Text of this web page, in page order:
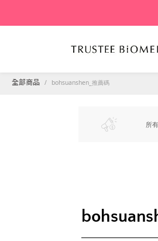
全部商品 bohsuanshen_推薦碼
所